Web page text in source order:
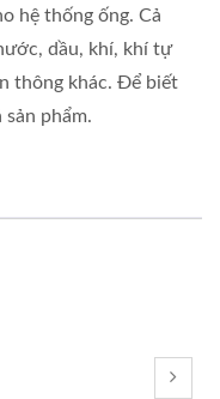
hệ thống ống. Cả
dầu, khí, khí tự
thông khác. Để biết
phẩm.